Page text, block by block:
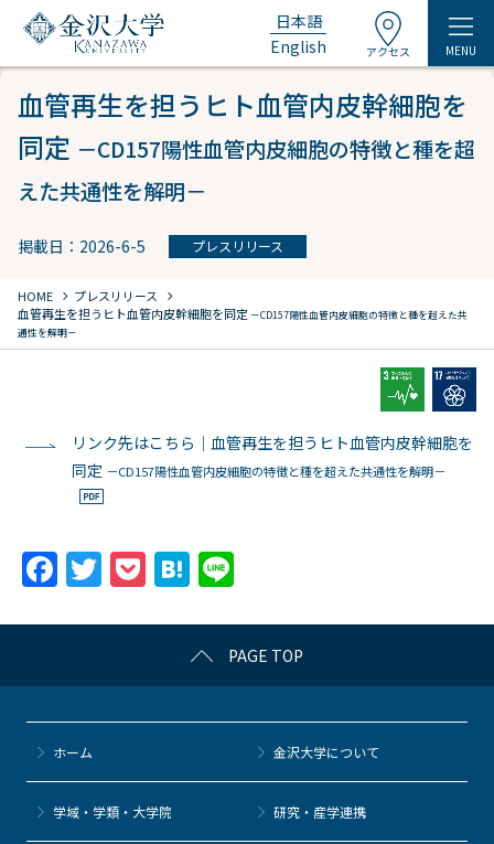
日本語
English
アクセス MENU
血管再生を担うヒト血管内皮幹細胞を
同定 －CD157陽性血管内皮細胞の特徴と種を超
えた共通性を解明－
掲載日：2026-6-5 プレスリリース
HOME chevron_right プレスリリース chevron_right
血管再生を担うヒト血管内皮幹細胞を同定 －CD157陽性血管内皮細胞の特徴と種を超えた共
通性を解明－
リンク先はこちら｜血管再生を担うヒト血管内皮幹細胞を
同定 －CD157陽性血管内皮細胞の特徴と種を超えた共通性を解明－
F
c
e
b
o
o
k
T
itt
er
P
c
k
et
H
e
n
a
e
PAGE TOP
ホーム 金沢大学について
学域・学類・大学院 研究・産学連携